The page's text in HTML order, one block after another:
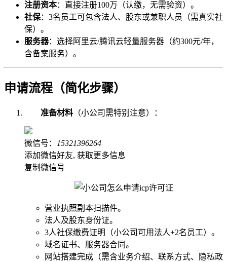
注册资本：直接注册100万（认缴，无需验资）。
社保：3名员工可包含法人、股东或兼职人员（需真实社
保）。
服务器：选择阿里云/腾讯云轻量服务器（约300元/年，
含备案服务）。
申请流程（简化步骤）
准备材料 （小公司需特别注意）：
微信号：
15321396264
添加微信好友, 获取更多信息
复制微信号
营业执照副本扫描件。
法人及股东身份证。
3人社保缴费证明（小公司可用法人+2名员工）。
域名证书、服务器合同。
网站搭建完成（需含业务介绍、联系方式、隐私政